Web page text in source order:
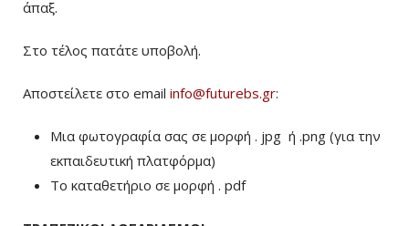
άπαξ.
Στο τέλος πατάτε υποβολή.
Αποστείλετε στο email info@futurebs.gr:
Μια φωτογραφία σας σε μορφή . jpg ή .png (για την
εκπαιδευτική πλατφόρμα)
To καταθετήριο σε μορφή . pdf